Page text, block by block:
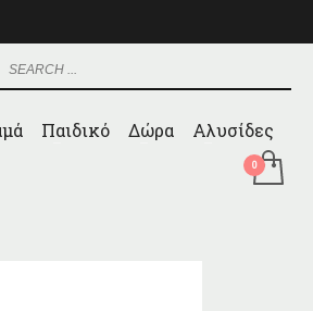
Παιδικό Δώρα Αλυσίδες